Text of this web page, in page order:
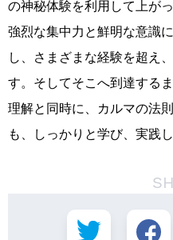
の神秘体験を利用して上が
強烈な集中力と鮮明な意識
し、さまざまな経験を超え
す。そしてそこへ到達する
理解と同時に、カルマの法
も、しっかりと学び、実践